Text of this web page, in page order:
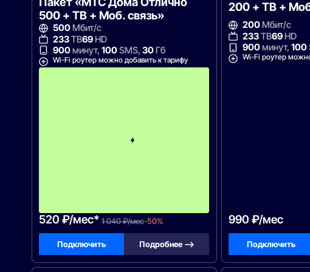
500 + ТВ + Моб. связь»
500Мбит/с
233ТВ69HD
900минут, 100SMS, 30Гб
Wi-Fi роутер можно добавить к тарифу
520 ₽/мес* 1 040 ₽/мес-50%
Подключить Подробнее —>
200 + ТВ +
200Мбит/с
233ТВ69HD
900минут, 100
Wi-Fi роутер
990 ₽/мес
Подключить